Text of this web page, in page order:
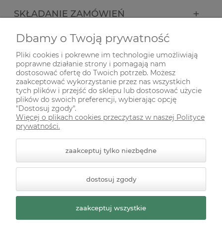
SKŁADANIE ZAMÓWIEŃ
INFORMACJE
ODWIEDŹ NAS NA
Styl graficzny ShopGadget.pl
Sklep internetowy Shoper
Premium
Dbamy o Twoją prywatność
Pliki cookies i pokrewne im technologie umożliwiają
poprawne działanie strony i pomagają nam
dostosować ofertę do Twoich potrzeb. Możesz
zaakceptować wykorzystanie przez nas wszystkich
tych plików i przejść do sklepu lub dostosować użycie
plików do swoich preferencji, wybierając opcję
"Dostosuj zgody".
Więcej o plikach cookies przeczytasz w naszej Polityce
prywatności.
zaakceptuj tylko niezbędne
dostosuj zgody
zaakceptuj wszystkie